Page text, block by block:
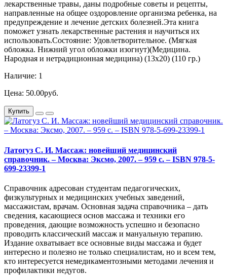
лекарственные травы, даны подробные советы и рецепты,
направленные на общее оздоровление организма ребенка, на
предупреждение и лечение детских болезней.Эта книга
поможет узнать лекарственные растения и научиться их
использовать.Состояние: Удовлетворительное. (Мягкая
обложка. Нижний угол обложки изогнут)(Медицина.
Народная и нетрадиционная медицина) (13х20) (110 гр.)
Наличие: 1
Цена: 50.00руб.
Купить
Латогуз С. И. Массаж: новейший медицинский
справочник. – Москва: Эксмо, 2007. – 959 с. – ISBN 978-5-
699-23399-1
Справочник адресован студентам педагогических,
физкультурных и медицинских учебных заведений,
массажистам, врачам. Основная задача справочника – дать
сведения, касающиеся основ массажа и техники его
проведения, дающие возможность успешно и безопасно
проводить классический массаж и мануальную терапию.
Издание охватывает все основные виды массажа и будет
интересно и полезно не только специалистам, но и всем тем,
кто интересуется немедикаментозными методами лечения и
профилактики недугов.